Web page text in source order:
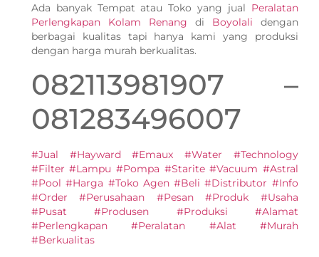
Ada banyak Tempat atau Toko yang jual Peralatan
Perlengkapan Kolam Renang di Boyolali dengan
berbagai kualitas tapi hanya kami yang produksi
dengan harga murah berkualitas.
082113981907 –
081283496007
#Jual #Hayward #Emaux #Water #Technology
#Filter #Lampu #Pompa #Starite #Vacuum #Astral
#Pool #Harga #Toko Agen #Beli #Distributor #Info
#Order #Perusahaan #Pesan #Produk #Usaha
#Pusat #Produsen #Produksi #Alamat
#Perlengkapan #Peralatan #Alat #Murah
#Berkualitas